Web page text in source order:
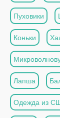
Пуховики
Коньки
Лапша
Одежда из